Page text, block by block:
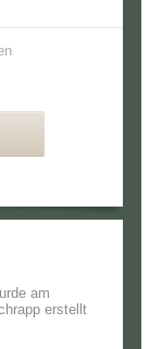
am
erstellt